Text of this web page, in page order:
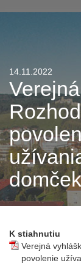
14.11.2022
K stiahnutiu
Verejná
povolenie